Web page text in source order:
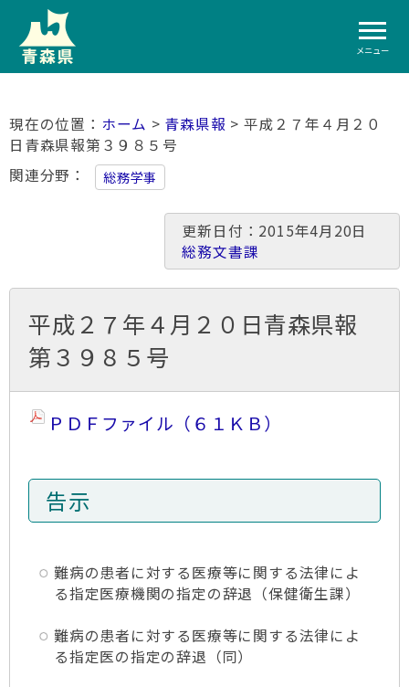
メニュー
ホーム > 青森県報 > 平成２７年４月２０
日青森県報第３９８５号
関連分野
総務学事
更新日付：2015年4月20日
総務文書課
平成２７年４月２０日青森県報
第３９８５号
ＰＤＦファイル（６１ＫＢ）
告示
難病の患者に対する医療等に関する法律によ
る指定医療機関の指定の辞退（保健衛生課）
難病の患者に対する医療等に関する法律によ
る指定医の指定の辞退（同）